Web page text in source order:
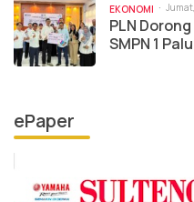
EKONOMI
PLN
SMPN 1 Palu
ePaper